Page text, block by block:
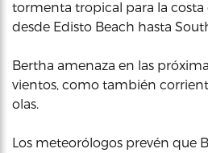
tormenta tropical para la costa
desde Edisto Beach hasta
Bertha amenaza en las
vientos, como también
olas.
Los meteorólogos prevén que